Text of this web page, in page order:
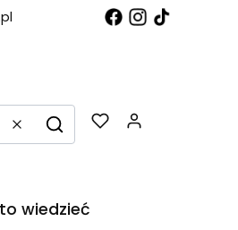
WyczyśćSzukaj
wiedzieć